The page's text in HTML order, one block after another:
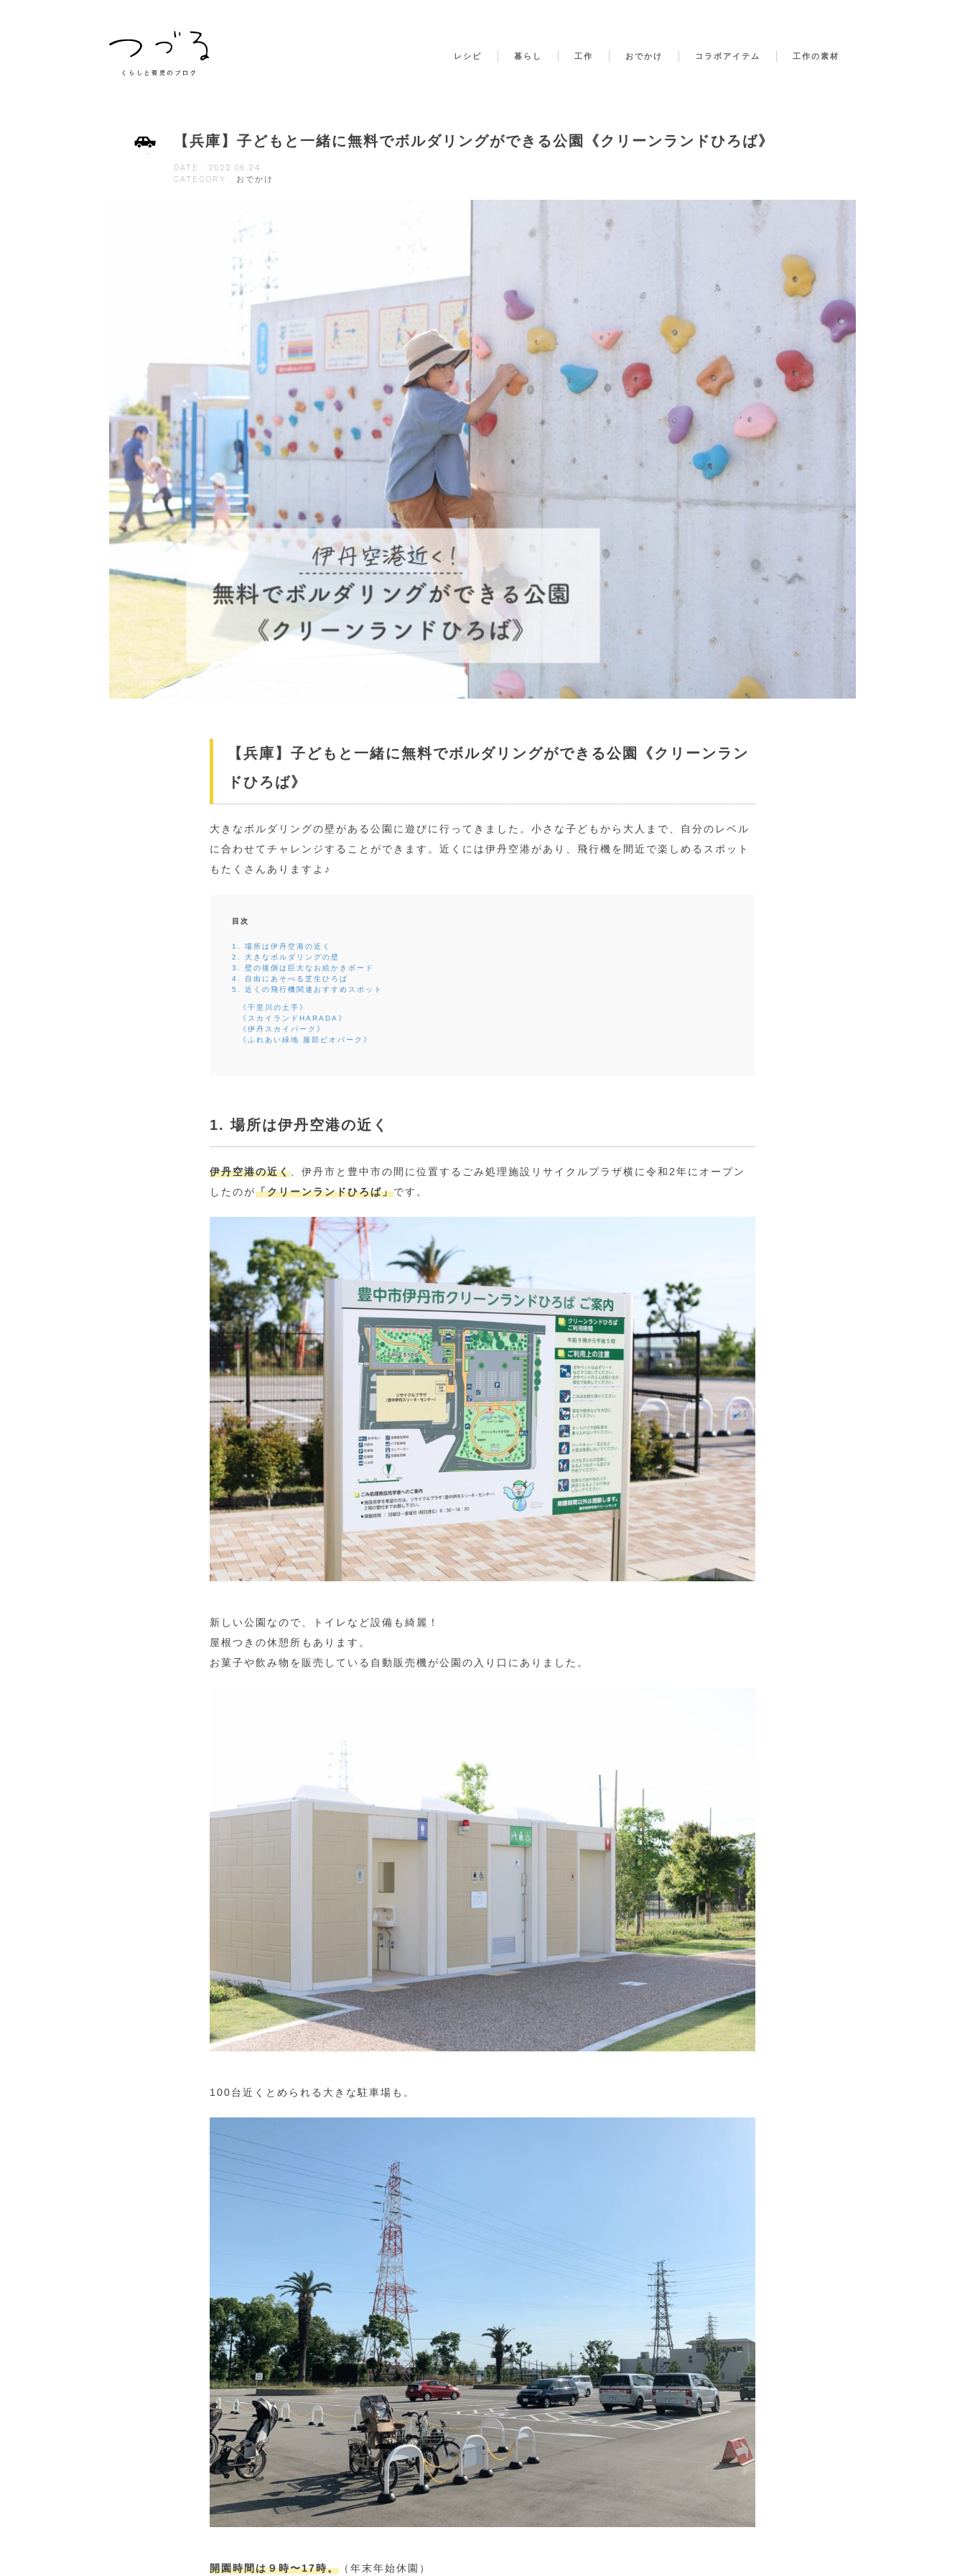
レシピ 暮らし 工作 おでかけ コラボアイテム 工作の素材
【兵庫】子どもと一緒に無料でボルダリングができる公園《クリーンランドひろば》
DATE : 2022.06.24
CATEGORY : おでかけ
【兵庫】子どもと一緒に無料でボルダリングができる公園《クリーンラン
ドひろば》
大きなボルダリングの壁がある公園に遊びに行ってきました。小さな子どもから大人まで、自分のレベル
に合わせてチャレンジすることができます。近くには伊丹空港があり、飛行機を間近で楽しめるスポット
もたくさんありますよ♪
目次
1. 場所は伊丹空港の近く
2. 大きなボルダリングの壁
3. 壁の後側は巨大なお絵かきボード
4. 自由にあそべる芝生ひろば
5. 近くの飛行機関連おすすめスポット
《千里川の土手》
《スカイランドHARADA》
《伊丹スカイパーク》
《ふれあい緑地 服部ビオパーク》
1. 場所は伊丹空港の近く
伊丹空港の近く 、伊丹市と豊中市の間に位置するごみ処理施設リサイクルプラザ横に令和2年にオープン
したのが「クリーンランドひろば」です。
新しい公園なので、トイレなど設備も綺麗！
屋根つきの休憩所もあります。
お菓子や飲み物を販売している自動販売機が公園の入り口にありました。
100台近くとめられる大きな駐車場も。
開園時間は９時〜17時。 （年末年始休園）